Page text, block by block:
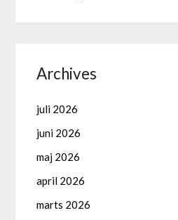
Archives
juli 2026
juni 2026
maj 2026
april 2026
marts 2026